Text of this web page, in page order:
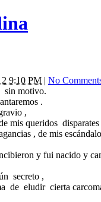
9:10 PM | No
sin motivo.
.
,
mis queridos disparates
, de mis
y fui nacido y
secreto ,
de eludir cierta